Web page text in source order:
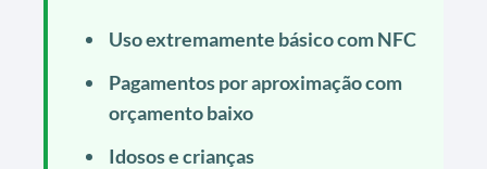
Uso extremamente básico com NFC
Pagamentos por aproximação com
orçamento baixo
Idosos e crianças